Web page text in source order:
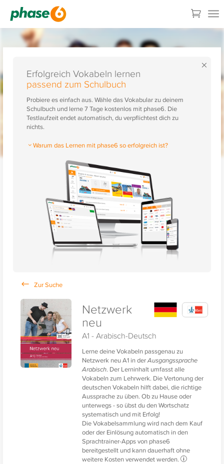
×
Erfolgreich Vokabeln lernen
passend zum Schulbuch
Probiere es einfach aus. Wähle das Vokabular zu deinem
Schulbuch und lerne 7 Tage kostenlos mit phase6. Die
Testlaufzeit endet automatisch, du verpflichtest dich zu
nichts.
Warum das Lernen mit phase6 so erfolgreich ist?
Netzwerk
neu
A1 - Arabisch-Deutsch
Lerne deine Vokabeln passgenau zu
Netzwerk neu A1 in derAusgangssprache
Arabisch. Der Lerninhalt umfasst alle
Vokabeln zum Lehrwerk. Die Vertonung der
deutschen Vokabeln hilft dabei, die richtige
Aussprache zu üben. Ob zu Hause oder
unterwegs - so übst du den Wortschatz
systematisch und mit Erfolg!
Die Vokabelsammlung wird nach dem Kauf
oder der Einlösung automatisch in den
Sprachtrainer-Apps von phase6
bereitgestellt und kann dauerhaft ohne
weitere Kosten verwendet werden.